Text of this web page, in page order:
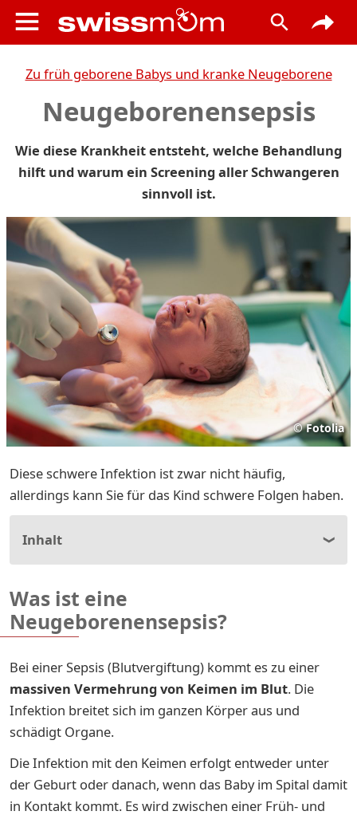
Zu früh geborene Babys und kranke Neugeborene
Neugeborenensepsis
Wie diese Krankheit entsteht, welche Behandlung
hilft und warum ein Screening aller Schwangeren
sinnvoll ist.
© Fotolia
Diese schwere Infektion ist zwar nicht häufig,
allerdings kann Sie für das Kind schwere Folgen haben.
Inhalt
Was ist eine
Neugeborenensepsis?
Bei einer Sepsis (Blutvergiftung) kommt es zu einer
massiven Vermehrung von Keimen im Blut. Die
Infektion breitet sich im ganzen Körper aus und
schädigt Organe.
Die Infektion mit den Keimen erfolgt entweder unter
der Geburt oder danach, wenn das Baby im Spital damit
in Kontakt kommt. Es wird zwischen einer Früh- und